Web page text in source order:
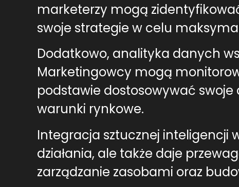
marketerzy mogą
swoje strategie w celu
Dodatkowo, analityka danych
Marketingowcy mogą
podstawie dostosowywać
warunki rynkowe.
Integracja sztucznej inteligencji
działania, ale także daje
zarządzanie zasobami oraz